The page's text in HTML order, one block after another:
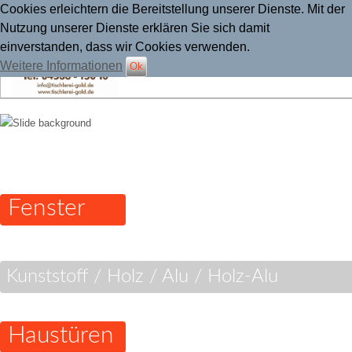
Cookies erleichtern die Bereitstellung unserer Dienste. Mit der
Nutzung unserer Dienste erklären Sie sich damit
einverstanden, dass wir Cookies verwenden.
Weitere Informationen
Ok
Fenster
Kunststoff / Holz / Alu / Holz-Alu
Haustüren